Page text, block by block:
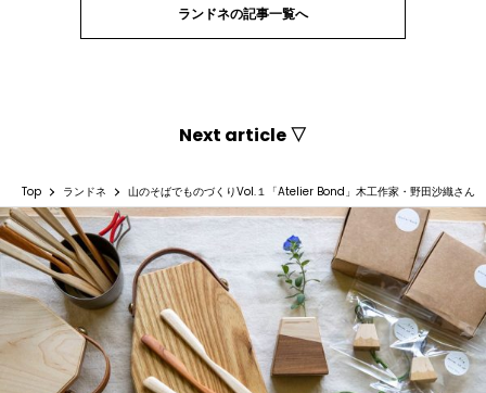
ランドネの記事一覧へ
Next article ▽
Top ランドネ 山のそばでものづくりVol.１「Atelier Bond」木工作家・野田沙織さん